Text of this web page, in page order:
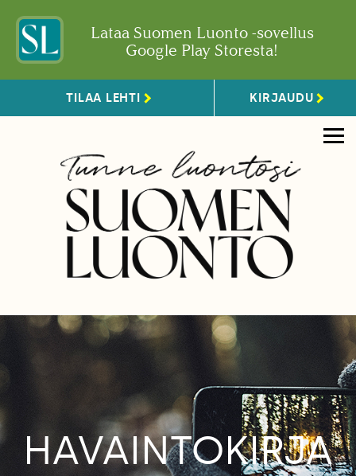
Lataa Suomen Luonto -sovellus
Google Play Storesta!
TILAA LEHTI KIRJAUDU
HAVAINTOKIRJA